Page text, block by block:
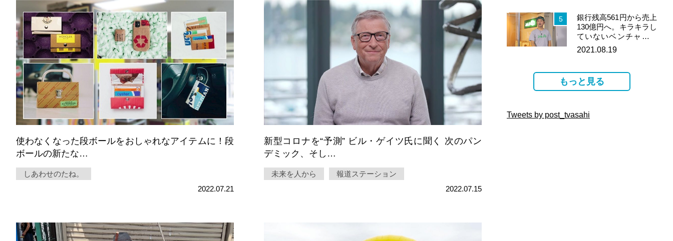
使わなくなった段ボールをおしゃれなアイテムに！段
ボールの新たな…
しあわせのたね。
2022.07.21
新型コロナを“予測” ビル・ゲイツ氏に聞く 次のパン
デミック、そし…
未来を人から
報道ステーション
2022.07.15
5
銀行残高561円から売上
130億円へ。キラキラし
ていないベンチャーが
起こした“顔の見える
電…
2021.08.19
もっと見る
Tweets by post_tvasahi